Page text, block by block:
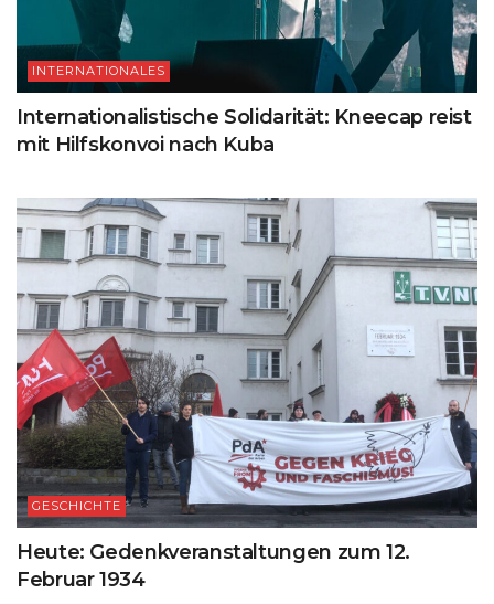
INTERNATIONALES
Internationalistische Solidarität: Kneecap reist
mit Hilfskonvoi nach Kuba
GESCHICHTE
Heute: Gedenkveranstaltungen zum 12.
Februar 1934